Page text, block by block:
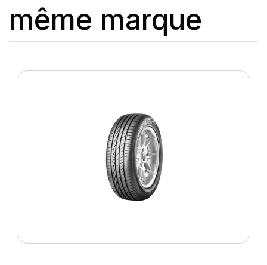
même marque